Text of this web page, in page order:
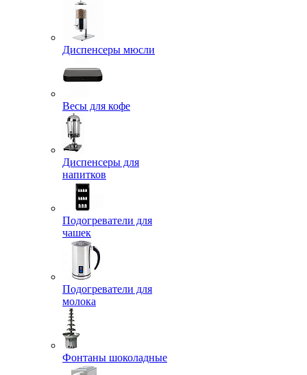
Диспенсеры мюсли
Весы для кофе
Диспенсеры для
напитков
Подогреватели для
чашек
Подогреватели для
молока
Фонтаны шоколадные